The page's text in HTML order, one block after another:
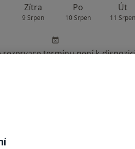
Zítra
9 Srpen
Po
10 Srpen
Út
11 Srpen
rezervace termínu není k